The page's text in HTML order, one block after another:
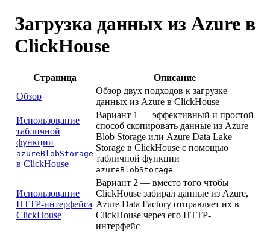
Загрузка данных из Azure в
ClickHouse
Страница
Описание
Обзор
Обзор двух подходов к загрузке
данных из Azure в ClickHouse
Использование
табличной
функции
azureBlobStorage
в ClickHouse
Вариант 1 — эффективный и простой
способ скопировать данные из Azure
Blob Storage или Azure Data Lake
Storage в ClickHouse с помощью
табличной функции
azureBlobStorage
Использование
HTTP-интерфейса
ClickHouse
Вариант 2 — вместо того чтобы
ClickHouse забирал данные из Azure,
Azure Data Factory отправляет их в
ClickHouse через его HTTP-
интерфейс